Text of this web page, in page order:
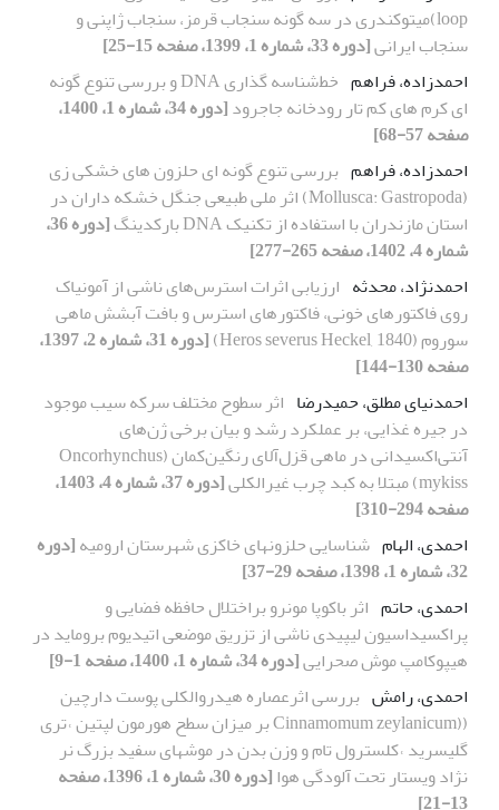
loop)میتوکندری در سه گونه سنجاب قرمز، سنجاب ژاپنی و
سنجاب ایرانی[دوره 33، شماره 1، 1399، صفحه 15-25]
احمدزاده، فراهم
خط‌شناسه گذاری DNA و بررسی تنوع گونه
ای کرم های کم تار رودخانه جاجرود
[دوره 34، شماره 1، 1400،
صفحه 57-68]
احمدزاده، فراهم بررسی تنوع گونه ای حلزون های خشکی زی
(Mollusca: Gastropoda) اثر ملی طبیعی جنگل خشکه داران در
استان مازندران با استفاده از تکنیک DNA بارکدینگ
[دوره 36،
شماره 4، 1402، صفحه 265-277]
احمدنژاد، محدثه ارزیابی اثرات استرس‌های ناشی از آمونیاک
روی فاکتورهای خونی، فاکتورهای استرس و بافت آبشش ماهی
سوروم (Heros severus Heckel, 1840)
[دوره 31، شماره 2، 1397،
صفحه 130-144]
احمدنیای مطلق، حمیدرضا اثر سطوح مختلف سرکه سیب موجود
در جیره غذایی، بر عملکرد رشد و بیان برخی ژن‌های
آنتی‌اکسیدانی در ماهی قزل‌آلای رنگین‌کمان (Oncorhynchus
mykiss) مبتلا به کبد چرب غیرالکلی
[دوره 37، شماره 4، 1403،
صفحه 294-310]
احمدی، الهام شناسایی حلزونهای خاکزی شهرستان ارومیه[دوره
32، شماره 1، 1398، صفحه 29-37]
احمدی، حاتم اثر باکوپا مونرو براختلال حافظه فضایی و
پراکسیداسیون لیپیدی ناشی از تزریق موضعی اتیدیوم بروماید در
هیپوکامپ موش صحرایی[دوره 34، شماره 1، 1400، صفحه 1-9]
احمدی، رامش بررسی اثرعصاره هیدروالکلی پوست دارچین
((Cinnamomum zeylanicum بر میزان سطح هورمون لپتین ˓تری
گلیسرید ˓کلسترول تام و وزن بدن در موشهای سفید بزرگ نر
نژاد ویستار تحت آلودگی هوا
[دوره 30، شماره 1، 1396، صفحه
13-21]